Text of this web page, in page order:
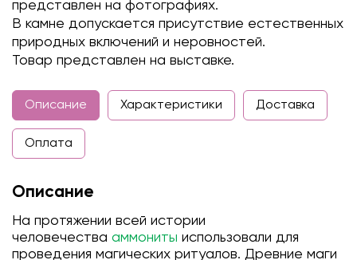
представлен на фотографиях.
В камне допускается присутствие естественных
природных включений и неровностей.
Товар представлен на выставке.
Описание Характеристики Доставка
Оплата
Описание
На протяжении всей истории
человечества аммониты использовали для
проведения магических ритуалов. Древние маги